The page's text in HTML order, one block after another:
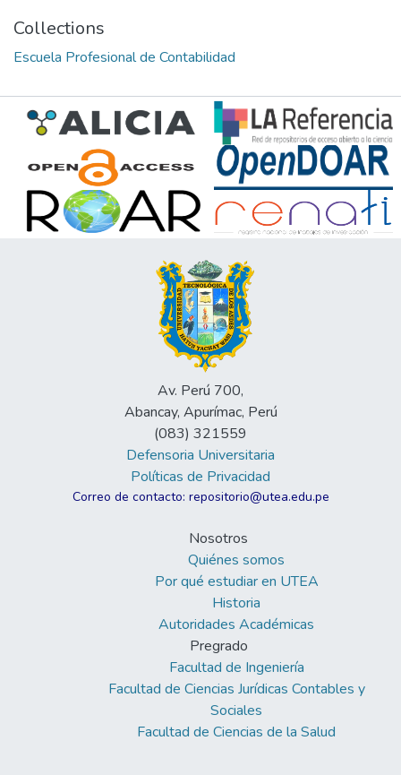
Collections
Escuela Profesional de Contabilidad
Av. Perú 700,
Abancay, Apurímac, Perú
(083) 321559
Defensoria Universitaria
Políticas de Privacidad
Correo de contacto: repositorio@utea.edu.pe
Nosotros
Quiénes somos
Por qué estudiar en UTEA
Historia
Autoridades Académicas
Pregrado
Facultad de Ingeniería
Facultad de Ciencias Jurídicas Contables y
Sociales
Facultad de Ciencias de la Salud